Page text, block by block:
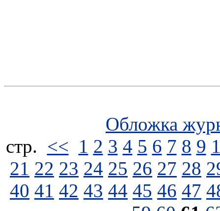
Обложка
стp. << 1 2 3 4 5 6 7 8 9
21 22 23 24 25 26 27 28
40 41 42 43 44 45 46 47